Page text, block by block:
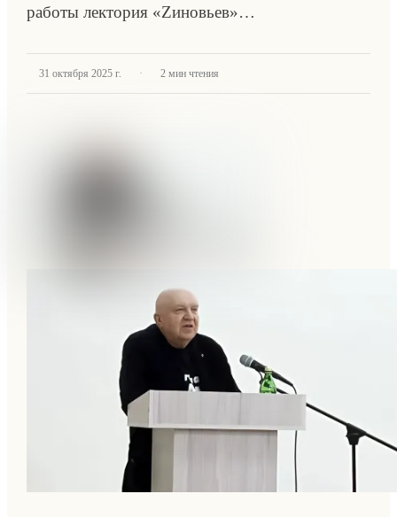
работы лектория «Zиновьев»…
31 октября 2025 г. · 2 мин чтения